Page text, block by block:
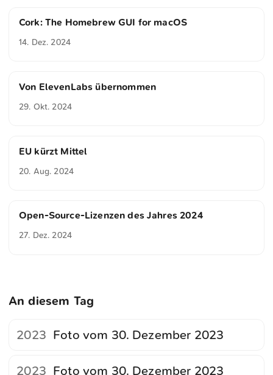
Cork: The Homebrew GUI for macOS
14. Dez. 2024
Von ElevenLabs übernommen
29. Okt. 2024
EU kürzt Mittel
20. Aug. 2024
Open-Source-Lizenzen des Jahres 2024
27. Dez. 2024
An diesem Tag
2023 Foto vom 30. Dezember 2023
2023 Foto vom 30. Dezember 2023